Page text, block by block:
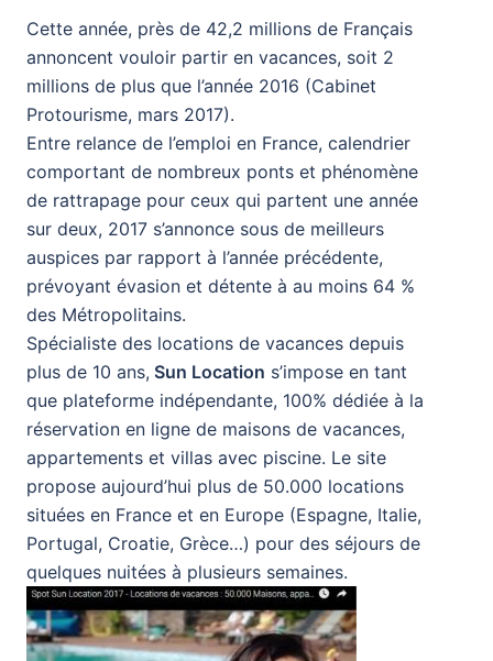
Cette année, près de 42,2 millions de Français
annoncent vouloir partir en vacances, soit 2
millions de plus que l’année 2016 (Cabinet
Protourisme, mars 2017).
Entre relance de l’emploi en France, calendrier
comportant de nombreux ponts et phénomène
de rattrapage pour ceux qui partent une année
sur deux, 2017 s’annonce sous de meilleurs
auspices par rapport à l’année précédente,
prévoyant évasion et détente à au moins 64 %
des Métropolitains.
Spécialiste des locations de vacances depuis
plus de 10 ans, Sun Location s’impose en tant
que plateforme indépendante, 100% dédiée à la
réservation en ligne de maisons de vacances,
appartements et villas avec piscine. Le site
propose aujourd’hui plus de 50.000 locations
situées en France et en Europe (Espagne, Italie,
Portugal, Croatie, Grèce…) pour des séjours de
quelques nuitées à plusieurs semaines.